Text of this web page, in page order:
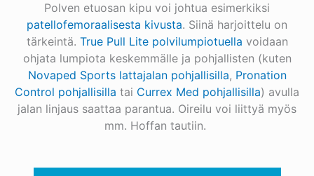
Polven etuosan kipu voi johtua esimerkiksi
patellofemoraalisesta kivusta. Siinä harjoittelu on
tärkeintä. True Pull Lite polvilumpiotuella voidaan
ohjata lumpiota keskemmälle ja pohjallisten (kuten
Novaped Sports lattajalan pohjallisilla, Pronation
Control pohjallisilla tai Currex Med pohjallisilla) avulla
jalan linjaus saattaa parantua. Oireilu voi liittyä myös
mm. Hoffan tautiin.